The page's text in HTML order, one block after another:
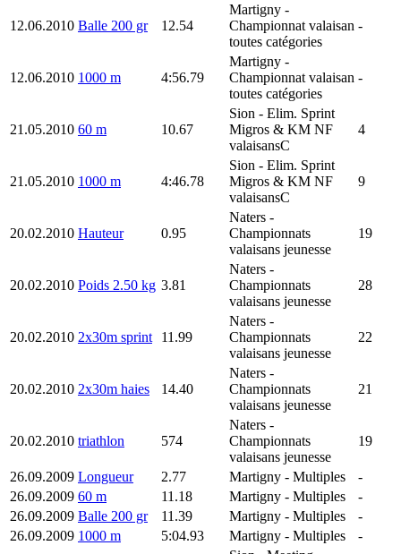
12.06.2010 Balle 200 gr 12.54
Martigny -
Championnat valaisan
toutes catégories
-
12.06.2010 1000 m 4:56.79
Martigny -
Championnat valaisan
toutes catégories
-
21.05.2010 60 m 10.67
Sion - Elim. Sprint
Migros & KM NF
valaisansC
4
21.05.2010 1000 m 4:46.78
Sion - Elim. Sprint
Migros & KM NF
valaisansC
9
20.02.2010 Hauteur 0.95
Naters -
Championnats
valaisans jeunesse
19
20.02.2010 Poids 2.50 kg 3.81
Naters -
Championnats
valaisans jeunesse
28
20.02.2010 2x30m sprint 11.99
Naters -
Championnats
valaisans jeunesse
22
20.02.2010 2x30m haies 14.40
Naters -
Championnats
valaisans jeunesse
21
20.02.2010 triathlon 574
Naters -
Championnats
valaisans jeunesse
19
26.09.2009 Longueur 2.77 Martigny - Multiples
-
26.09.2009 60 m 11.18 Martigny - Multiples
-
26.09.2009 Balle 200 gr 11.39 Martigny - Multiples
-
26.09.2009 1000 m 5:04.93 Martigny - Multiples
-